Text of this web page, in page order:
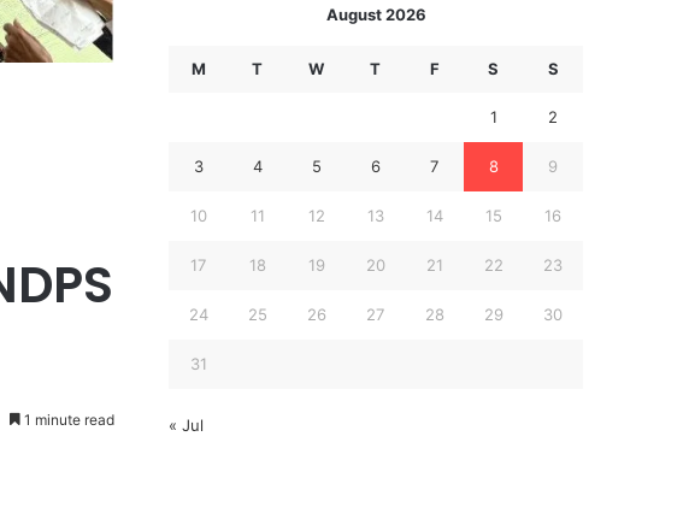
1 minute read
August 2026
M T W T F S S
1 2
3 4 5 6 7 8 9
10 11 12 13 14 15 16
17 18 19 20 21 22 23
24 25 26 27 28 29 30
31
« Jul